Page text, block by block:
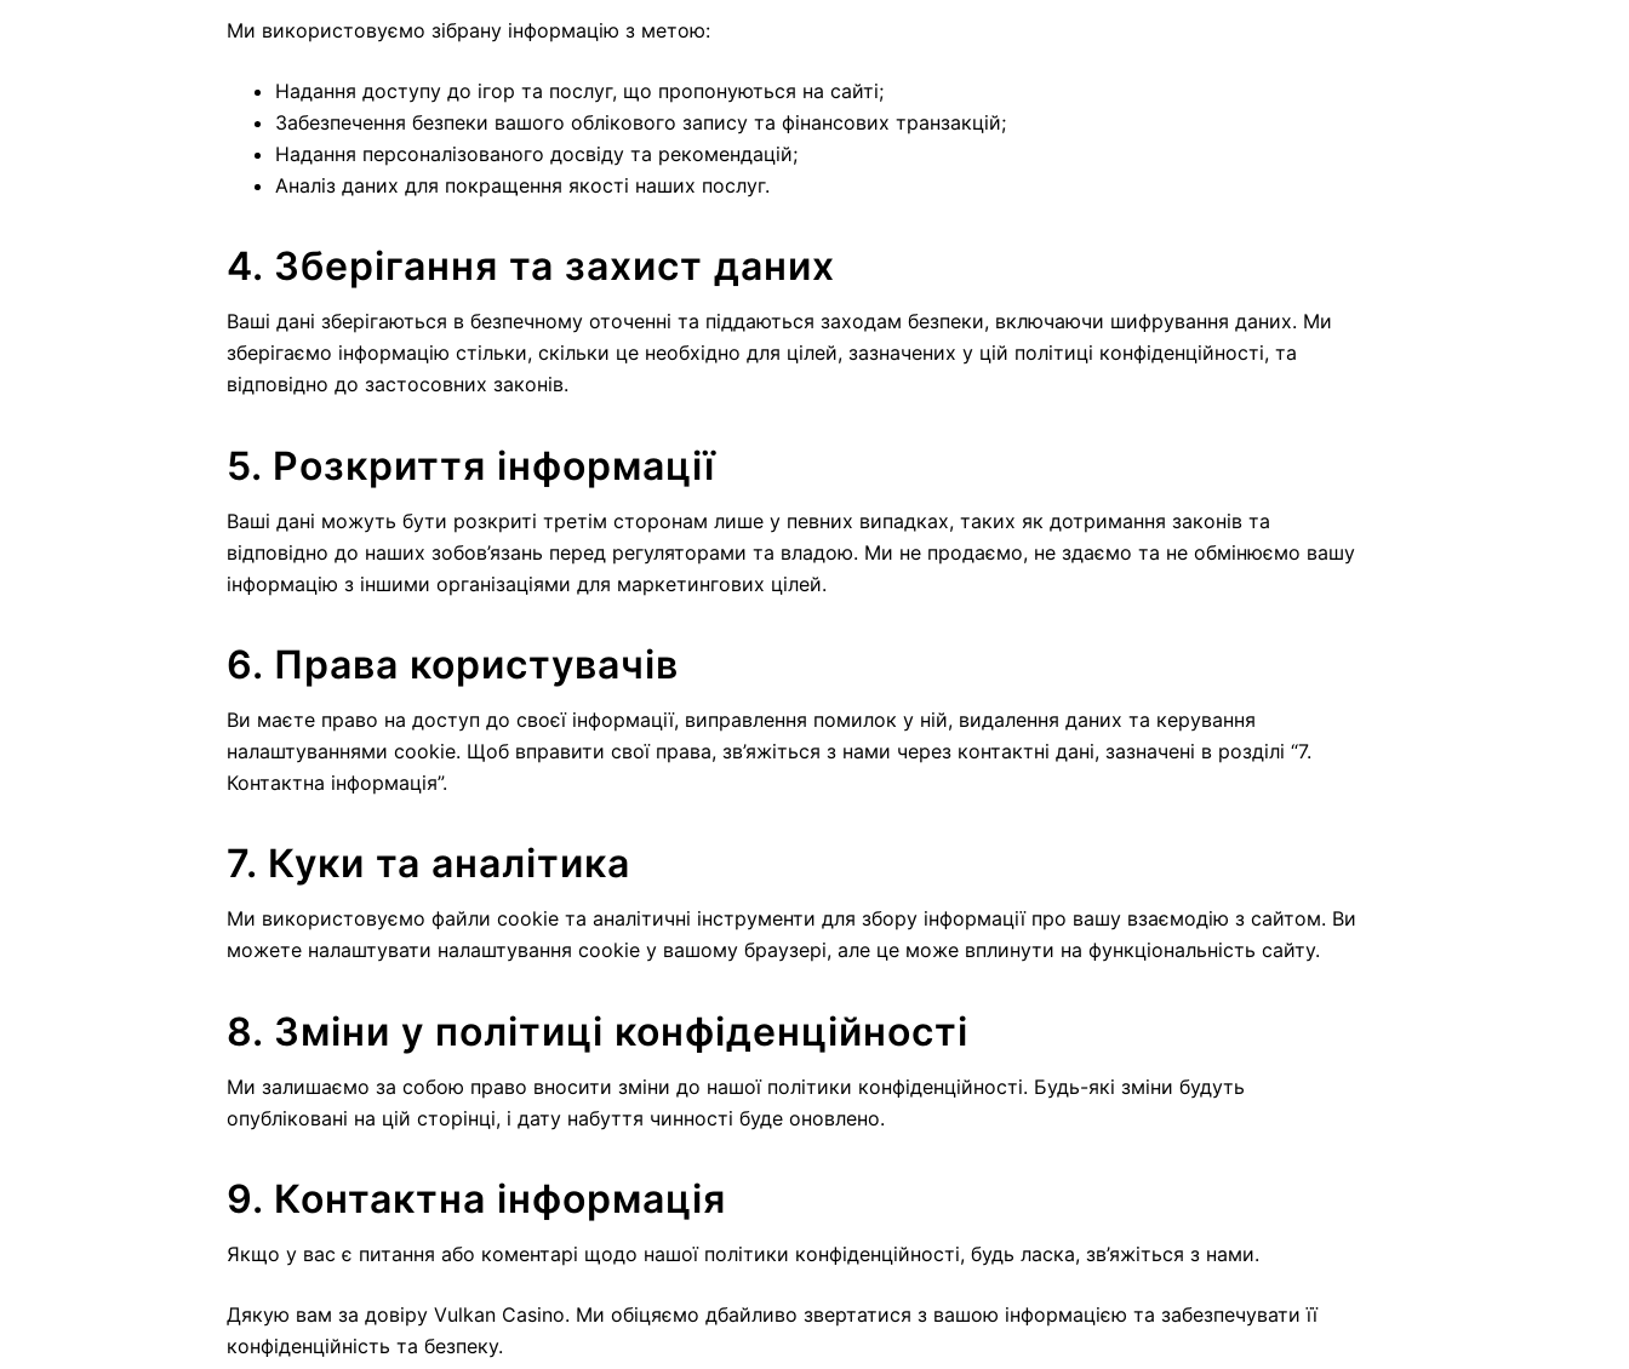
Ми використовуємо зібрану інформацію з метою:
Надання доступу до ігор та послуг, що пропонуються на сайті;
Забезпечення безпеки вашого облікового запису та фінансових транзакцій;
Надання персоналізованого досвіду та рекомендацій;
Аналіз даних для покращення якості наших послуг.
4. Зберігання та захист даних
Ваші дані зберігаються в безпечному оточенні та піддаються заходам безпеки, включаючи шифрування даних. Ми
зберігаємо інформацію стільки, скільки це необхідно для цілей, зазначених у цій політиці конфіденційності, та
відповідно до застосовних законів.
5. Розкриття інформації
Ваші дані можуть бути розкриті третім сторонам лише у певних випадках, таких як дотримання законів та
відповідно до наших зобов’язань перед регуляторами та владою. Ми не продаємо, не здаємо та не обмінюємо вашу
інформацію з іншими організаціями для маркетингових цілей.
6. Права користувачів
Ви маєте право на доступ до своєї інформації, виправлення помилок у ній, видалення даних та керування
налаштуваннями cookie. Щоб вправити свої права, зв’яжіться з нами через контактні дані, зазначені в розділі “7.
Контактна інформація”.
7. Куки та аналітика
Ми використовуємо файли cookie та аналітичні інструменти для збору інформації про вашу взаємодію з сайтом. Ви
можете налаштувати налаштування cookie у вашому браузері, але це може вплинути на функціональність сайту.
8. Зміни у політиці конфіденційності
Ми залишаємо за собою право вносити зміни до нашої політики конфіденційності. Будь-які зміни будуть
опубліковані на цій сторінці, і дату набуття чинності буде оновлено.
9. Контактна інформація
Якщо у вас є питання або коментарі щодо нашої політики конфіденційності, будь ласка, зв’яжіться з нами.
Дякую вам за довіру Vulkan Casino. Ми обіцяємо дбайливо звертатися з вашою інформацією та забезпечувати її
конфіденційність та безпеку.